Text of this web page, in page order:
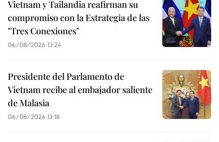
Vietnam y Tailandia reafirman su
compromiso con la Estrategia de las
"Tres Conexiones"
06/08/2026 13:24
Presidente del Parlamento de
Vietnam recibe al embajador saliente
de Malasia
06/08/2026 13:18